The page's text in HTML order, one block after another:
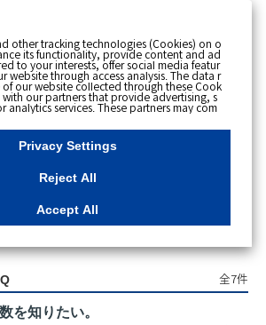
複数語検索が可能です。
払状況
アクセス数順
全7件
を知りたい。
other tracking technologies (Cookies) on o
its functionality, provide content and ad
to your interests, offer social media featur
website through access analysis. The data r
of our website collected through these Cook
with our partners that provide advertising, s
analytics services. These partners may com
by us with other data that you have provi
they have collected from your use of their s
to analyse and optimise advertisemen
by businesses other than us on the internet.
click "Reject All". If you agree to the use
click "Accept All". To select your preferen
consent or rejection settings at any time by c
Settings"button on this banner or through y
For more information regarding the pr
the link below.Cookies DetailsPrivacy Polic
Privacy Settings
Reject All
Accept All